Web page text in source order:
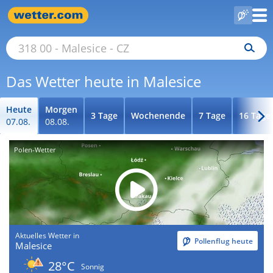
Das Wetter heute in Malesice
Heute
07.08.
Morgen
08.08.
3 Tage Wochenende 7 Tage 16 Tage
Polen-Wetter
Aktuelles Wetter in
Malesice Pollenflug heute
28°C
Sonnig